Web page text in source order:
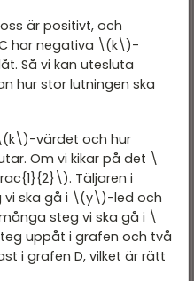
är positivt, och
har negativa \(k\)-
Så vi kan utesluta
hur stor lutningen ska
värdet och hur
Om vi kikar på det \
Täljaren i
vi ska gå i \(y\)-led och
steg vi ska gå i \
uppåt i grafen och två
i grafen D, vilket är rätt